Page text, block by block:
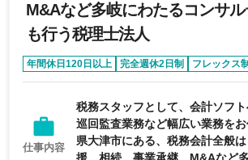
M&Aなど多岐にわたるコンサ
も行う税理士法人
年間休日120日以上 完全週休2日制
フレックス
経験者優遇
学歴不問
仕事内容
税務スタッフとして、会計ソフ
巡回監査業務など幅広い業務を
県大津市にある、税務会計全般